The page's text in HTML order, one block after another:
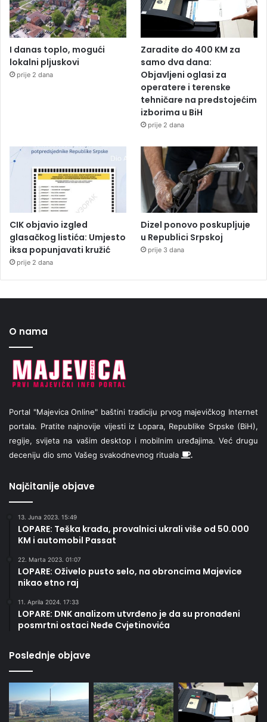
I danas toplo, mogući
lokalni pljuskovi
prije 2 dana
Zaradite do 400 KM za
samo dva dana:
Objavljeni oglasi za
operatere i terenske
tehničare na predstojećim
izborima u BiH
prije 2 dana
CIK objavio izgled
glasačkog listića: Umjesto
iksa popunjavati kružić
prije 2 dana
Dizel ponovo poskupljuje
u Republici Srpskoj
prije 3 dana
O nama
Portal "Majevica Online" baštini tradiciju prvog majevičkog Internet
portala. Pratite najnovije vijesti iz Lopara, Republike Srpske (BiH),
regije, svijeta na vašim desktop i mobilnim uređajima. Već drugu
deceniju dio smo Vašeg svakodnevnog rituala
Najčitanije objave
13. Juna 2023. 15:49
LOPARE: Teška krađa, provalnici ukrali više od 50.000
KM i automobil Passat
22. Marta 2023. 01:07
LOPARE: Oživelo pusto selo, na obroncima Majevice
nikao etno raj
11. Aprila 2024. 17:33
LOPARE: DNK analizom utvrđeno je da su pronađeni
posmrtni ostaci Neđe Cvjetinovića
Poslednje objave